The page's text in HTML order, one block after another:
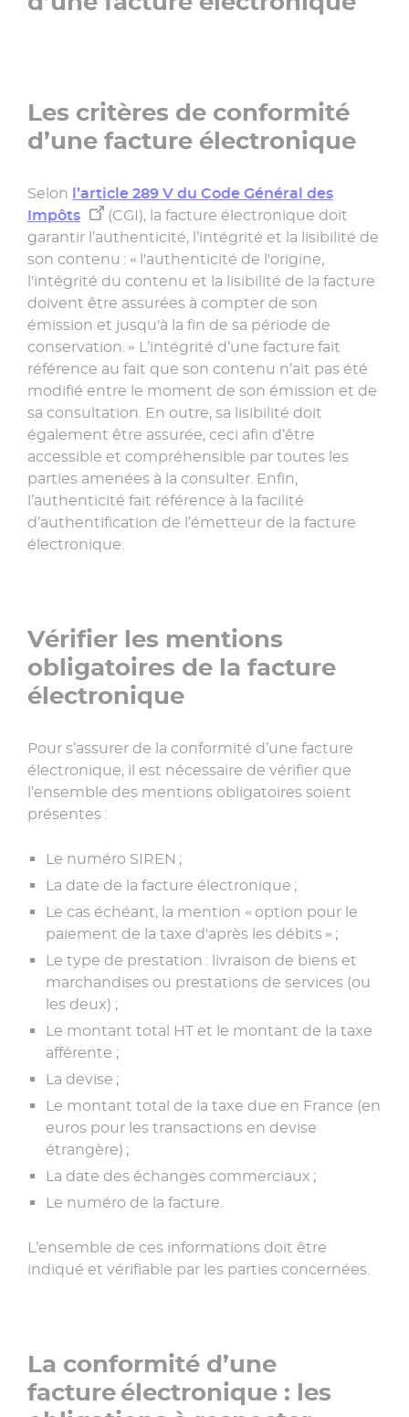
Les critères de conformité
d’une facture électronique
Selon l’article 289 V du Code Général des
Impôts
(CGI), la facture électronique doit
garantir l’authenticité, l’intégrité et la lisibilité de
son contenu : « l'authenticité de l'origine,
l'intégrité du contenu et la lisibilité de la facture
doivent être assurées à compter de son
émission et jusqu'à la fin de sa période de
conservation. » L’intégrité d’une facture fait
référence au fait que son contenu n’ait pas été
modifié entre le moment de son émission et de
sa consultation. En outre, sa lisibilité doit
également être assurée, ceci afin d’être
accessible et compréhensible par toutes les
parties amenées à la consulter. Enfin,
l’authenticité fait référence à la facilité
d’authentification de l’émetteur de la facture
électronique.
Vérifier les mentions
obligatoires de la facture
électronique
Pour s’assurer de la conformité d’une facture
électronique, il est nécessaire de vérifier que
l’ensemble des mentions obligatoires soient
présentes :
Le numéro SIREN ;
La date de la facture électronique ;
Le cas échéant, la mention « option pour le
paiement de la taxe d'après les débits » ;
Le type de prestation : livraison de biens et
marchandises ou prestations de services (ou
les deux) ;
Le montant total HT et le montant de la taxe
afférente ;
La devise ;
Le montant total de la taxe due en France (en
euros pour les transactions en devise
étrangère) ;
La date des échanges commerciaux ;
Le numéro de la facture.
L’ensemble de ces informations doit être
indiqué et vérifiable par les parties concernées.
La conformité d’une
facture électronique : les